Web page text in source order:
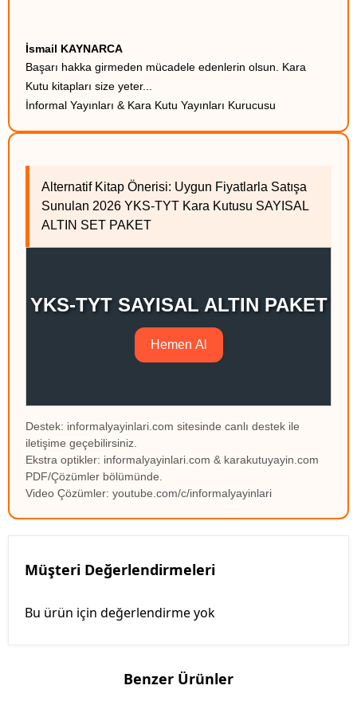
İsmail KAYNARCA
Başarı hakka girmeden mücadele edenlerin olsun. Kara
Kutu kitapları size yeter...
İnformal Yayınları & Kara Kutu Yayınları Kurucusu
Alternatif Kitap Önerisi: Uygun Fiyatlarla Satışa
Sunulan 2026 YKS-TYT Kara Kutusu SAYISAL
ALTIN SET PAKET
YKS-TYT SAYISAL ALTIN PAKET
Hemen Al
Destek: informalyayinlari.com sitesinde canlı destek ile
iletişime geçebilirsiniz.
Ekstra optikler: informalyayinlari.com & karakutuyayin.com
PDF/Çözümler bölümünde.
Video Çözümler: youtube.com/c/informalyayinlari
Müşteri Değerlendirmeleri
Bu ürün için değerlendirme yok
Benzer Ürünler